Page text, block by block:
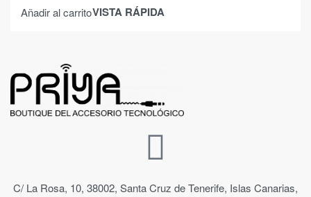
Añadir al carritoVISTA RÁPIDA
C/ La Rosa, 10, 38002, Santa Cruz de Tenerife, Islas Canarias,